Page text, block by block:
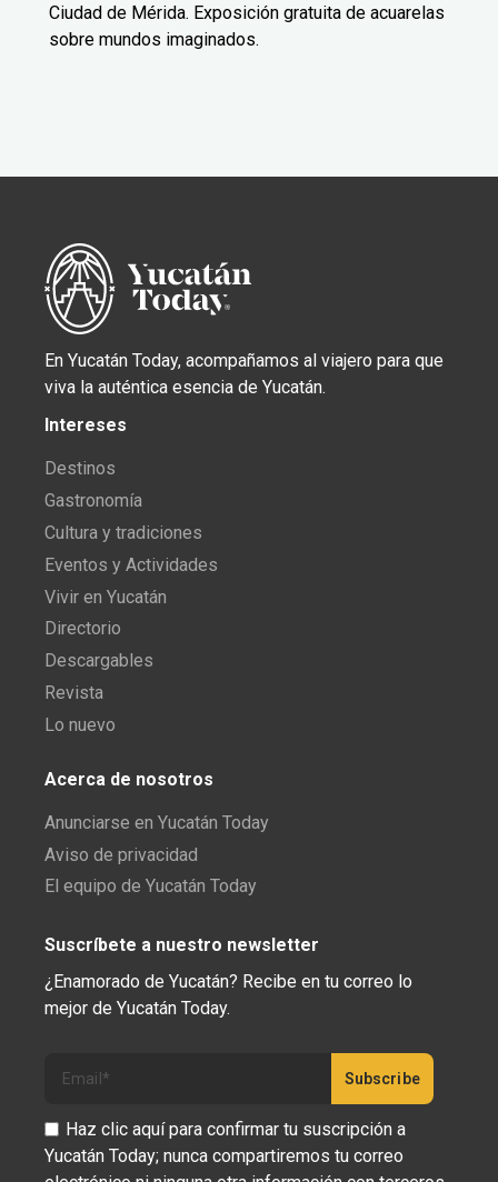
Ciudad de Mérida. Exposición gratuita de acuarelas
sobre mundos imaginados.
En Yucatán Today, acompañamos al viajero para que
viva la auténtica esencia de Yucatán.
Intereses
Destinos
Gastronomía
Cultura y tradiciones
Eventos y Actividades
Vivir en Yucatán
Directorio
Descargables
Revista
Lo nuevo
Acerca de nosotros
Anunciarse en Yucatán Today
Aviso de privacidad
El equipo de Yucatán Today
Suscríbete a nuestro newsletter
¿Enamorado de Yucatán? Recibe en tu correo lo
mejor de Yucatán Today.
Haz clic aquí para confirmar tu suscripción a
Yucatán Today; nunca compartiremos tu correo